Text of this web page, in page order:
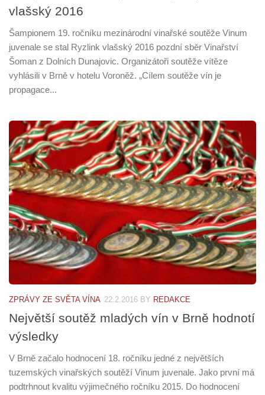
vlašský 2016
Šampionem 19. ročníku mezinárodní vinařské soutěže Vinum
juvenale se stal Ryzlink vlašský 2016 pozdní sběr Vinařství
Šoman z Dolních Dunajovic. Organizátoři soutěže vítěze
vyhlásili v Brně v hotelu Voroněž. „Cílem soutěže vín je
propagace...
ZPRÁVY ZE SVĚTA VÍNA 22.2.2016 BY REDAKCE
Největší soutěž mladých vín v Brně hodnotí
výsledky
V Brně začalo hodnocení 18. ročníku jedné z největších
tuzemských vinařských soutěží Vinum juvenale. Jako první má
podtrhnout kvalitu výjimečného ročníku 2015. Do hodnocení